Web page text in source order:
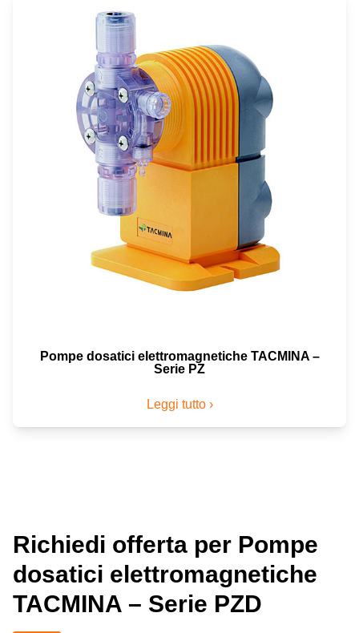
Pompe dosatici elettromagnetiche TACMINA –
Serie PZ
Leggi tutto ›
Richiedi offerta per Pompe
dosatici elettromagnetiche
TACMINA – Serie PZD